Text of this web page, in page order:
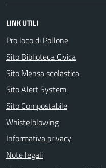
LINK UTILI
Pro loco di Pollone
Sito Biblioteca Civica
Sito Mensa scolastica
Sito Alert System
Sito Compostabile
Whistelblowing
Informativa privacy
Note legali